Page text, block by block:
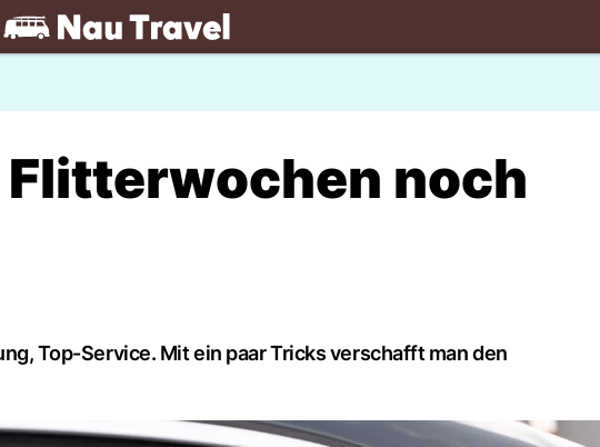
NAU.ch
Flitterwochen noch
Top-Service. Mit ein paar Tricks verschafft man den